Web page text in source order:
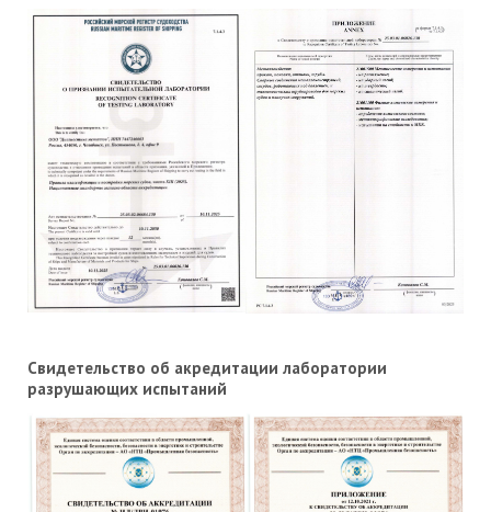
Свидетельство об акредитации лаборатории
разрушающих испытаний